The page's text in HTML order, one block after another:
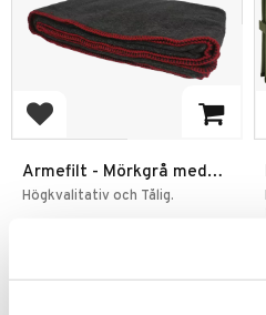
Lägg till i favoriter
Armefilt - Mörkgrå med
Röd Kant 140x205 cm
Högkvalitativ och Tålig.